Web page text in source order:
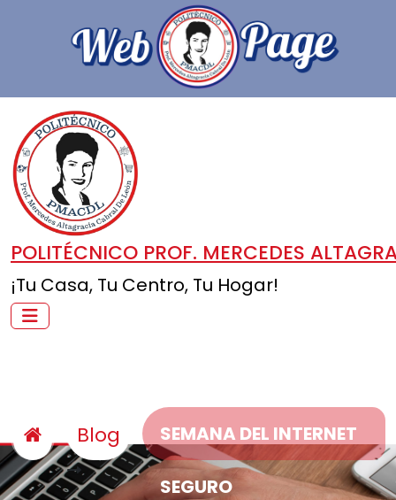
POLITÉCNICO PROF. MERCEDES
¡Tu Casa, Tu Centro, Tu Hogar!
Blog SEMANA DEL INTERNET
SEGURO